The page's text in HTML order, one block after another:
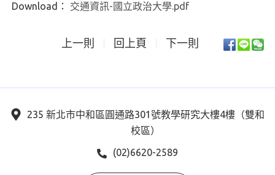
Download： 交通資訊-國立政治大學.pdf
上一則 回上頁 下一則
235 新北市中和區圓通路301號教學研究大樓4樓（雙和
校區）
(02)6620-2589